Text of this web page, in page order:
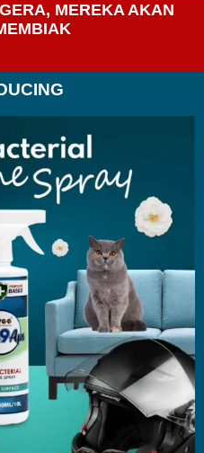
MEREKA AKAN